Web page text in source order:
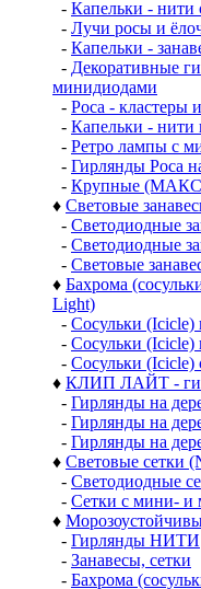
- Капельки - нити
- Лучи росы и
- Капельки -
- Декоративные
минидиодами
- Роса - кластеры
- Капельки - нити
- Ретро лампы с
- Гирлянды Роса
- Крупные
♦ Световые
- Светодиодные
- Светодиодные
- Световые
♦ Бахрома
Light)
- Сосульки
- Сосульки (Icicle)
- Сосульки
♦ КЛИП ЛАЙТ -
- Гирлянды на
- Гирлянды на
- Гирлянды на
♦ Световые сетки
- Светодиодные
- Сетки с мини- и
♦
- Гирлянды НИТИ
- Занавесы, сетки
- Бахрома